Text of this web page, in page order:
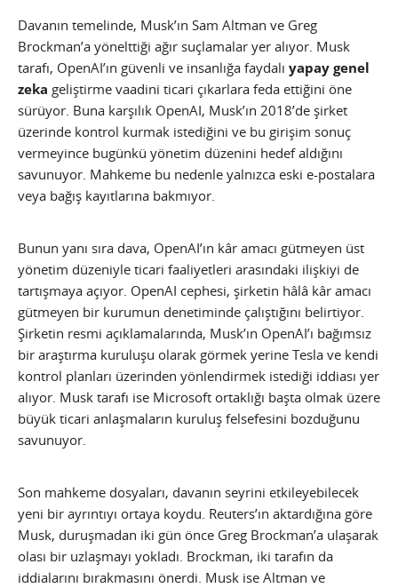
Davanın temelinde, Musk’ın Sam Altman ve Greg
Brockman’a yönelttiği ağır suçlamalar yer alıyor. Musk
tarafı, OpenAI’ın güvenli ve insanlığa faydalı yapay genel
zeka geliştirme vaadini ticari çıkarlara feda ettiğini öne
sürüyor. Buna karşılık OpenAI, Musk’ın 2018’de şirket
üzerinde kontrol kurmak istediğini ve bu girişim sonuç
vermeyince bugünkü yönetim düzenini hedef aldığını
savunuyor. Mahkeme bu nedenle yalnızca eski e-postalara
veya bağış kayıtlarına bakmıyor.
Bunun yanı sıra dava, OpenAI’ın kâr amacı gütmeyen üst
yönetim düzeniyle ticari faaliyetleri arasındaki ilişkiyi de
tartışmaya açıyor. OpenAI cephesi, şirketin hâlâ kâr amacı
gütmeyen bir kurumun denetiminde çalıştığını belirtiyor.
Şirketin resmi açıklamalarında, Musk’ın OpenAI’ı bağımsız
bir araştırma kuruluşu olarak görmek yerine Tesla ve kendi
kontrol planları üzerinden yönlendirmek istediği iddiası yer
alıyor. Musk tarafı ise Microsoft ortaklığı başta olmak üzere
büyük ticari anlaşmaların kuruluş felsefesini bozduğunu
savunuyor.
Son mahkeme dosyaları, davanın seyrini etkileyebilecek
yeni bir ayrıntıyı ortaya koydu. Reuters’ın aktardığına göre
Musk, duruşmadan iki gün önce Greg Brockman’a ulaşarak
olası bir uzlaşmayı yokladı. Brockman, iki tarafın da
iddialarını bırakmasını önerdi. Musk ise Altman ve